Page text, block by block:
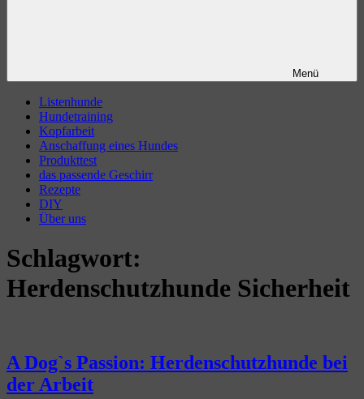
Menü
Listenhunde
Hundetraining
Kopfarbeit
Anschaffung eines Hundes
Produkttest
das passende Geschirr
Rezepte
DIY
Über uns
Schlagwort:
Herdenschutzhunde Sicherheit
A Dog`s Passion: Herdenschutzhunde bei
der Arbeit